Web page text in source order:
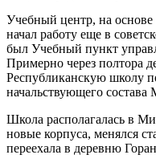
Учебный центр, на основе
начал работу еще в
был Учебный пункт
Примерно через полтора
Республиканскую школу
начальствующего
Школа располагалась в
новые корпуса, менялся
переехала в деревню